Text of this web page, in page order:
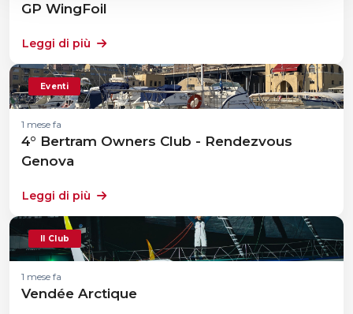
GP WingFoil
Leggi di più
Eventi
1 mese fa
4° Bertram Owners Club - Rendezvous
Genova
Leggi di più
Il Club
1 mese fa
Vendée Arctique